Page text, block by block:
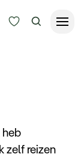
heb
zelf reizen